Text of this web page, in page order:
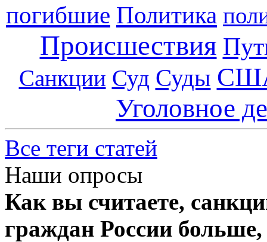
погибшие Политика
Происшествия
Санкции Суд Суды
Уголовное
Все теги статей
Наши опросы
Как вы считаете,
граждан России